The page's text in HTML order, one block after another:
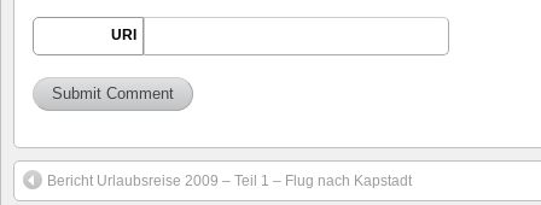
URI
Bericht Urlaubsreise 2009 – Teil 1 – Flug nach Kapstadt